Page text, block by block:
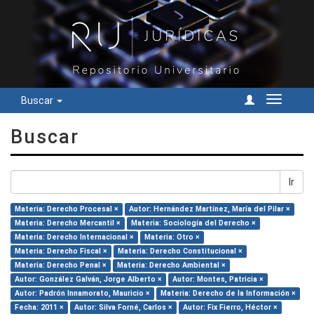
Buscar
Cambiar
Buscar
Ir
Materia: Derecho Procesal ×
Autor: Hernández Martínez, María del Pilar ×
Materia: Derecho Mercantil ×
Materia: Sociología del Derecho ×
Materia: Derecho Internacional ×
Materia: Otro ×
Materia: Derecho Fiscal ×
Materia: Derecho Constitucional ×
Materia: Derecho Penal ×
Materia: Derecho Ambiental ×
Autor: González Galván, Jorge Alberto ×
Autor: Montes, Patricia ×
Autor: Padrón Innamorato, Mauricio ×
Materia: Derecho de la Información ×
Fecha: 2011 ×
Autor: Silva Forné, Carlos × Autor: Fix Fierro, Héctor ×